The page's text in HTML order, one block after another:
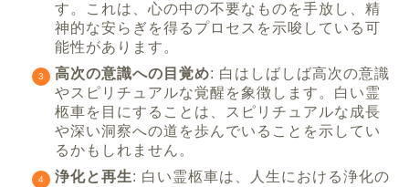
す。これは、心の中の不要なものを手放し、精
神的な安らぎを得るプロセスを示唆している可
能性があります。
高次の意識への目覚め: 白はしばしば高次の意識
やスピリチュアルな覚醒を象徴します。白い霊
柩車を目にすることは、スピリチュアルな成長
や深い洞察への道を歩んでいることを示してい
るかもしれません。
浄化と再生: 白い霊柩車は、人生における浄化の